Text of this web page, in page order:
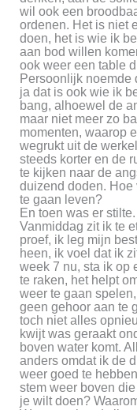
wil ook een
ordenen. Het is niet
doen, het is wie ik
aan bod willen
ook weer een table
Persoonlijk noemde
ja dat is ook wie ik
bang, alhoewel de
maar niet meer zo
momenten, waarop
wegrukt uit de
steeds korter en de
te kijken naar de
duizend doden. Hoe
te gaan leven?
En toen was er stilte.
Vanmiddag zit ik te
proef, ik leg mijn
heen, ik voel dat ik
week 7 nu, sta ik op
te raken, het helpt
weer te gaan
geen gehoor aan te
toch niet alles
kwijt was geraakt
boven water komt.
anders omdat ik de
weer goed te
stem weer boven
je wilt doen?